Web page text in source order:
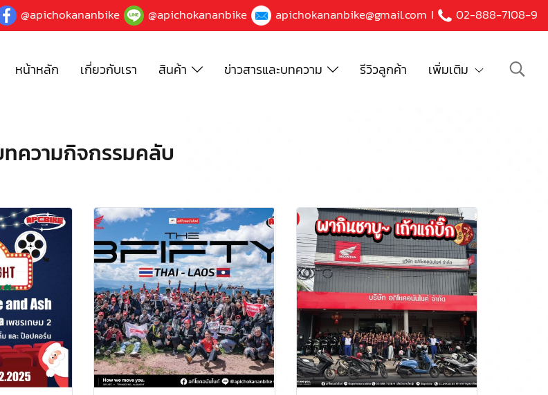
@apichokananbike @apichokananbike apichokananbike@gmail.com I 02-888-7108-9
หน้าหลัก เกี่ยวกับเรา สินค้า ข่าวสารและบทความ รีวิวลูกค้า เพิ่มเติม
ความกิจกรรมคลับ